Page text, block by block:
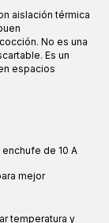
aislación térmica
No es una
Es un
espacios
de 10 A
mejor
temperatura y